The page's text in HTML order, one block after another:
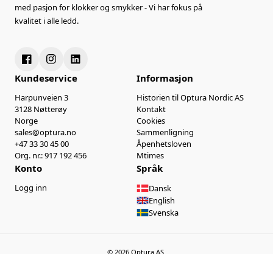
med pasjon for klokker og smykker - Vi har fokus på
kvalitet i alle ledd.
Kundeservice
Harpunveien 3
3128 Nøtterøy
Norge
sales@optura.no
+47 33 30 45 00
Org. nr.: 917 192 456
Informasjon
Historien til Optura Nordic AS
Kontakt
Cookies
Sammenligning
Åpenhetsloven
Mtimes
Konto
Logg inn
Språk
Dansk
English
Svenska
© 2026 Optura AS.